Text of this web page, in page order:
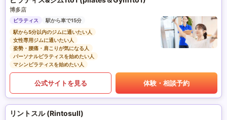
博多店
ピラティス
駅から車で15分
駅から5分以内のジムに通いたい人
女性専用ジムに通いたい人
姿勢・腰痛・肩こりが気になる人
パーソナルピラティスを始めたい人
マシンピラティスを始めたい人
公式サイトを見る 体験・相談予約
リントスル (Rintosull)